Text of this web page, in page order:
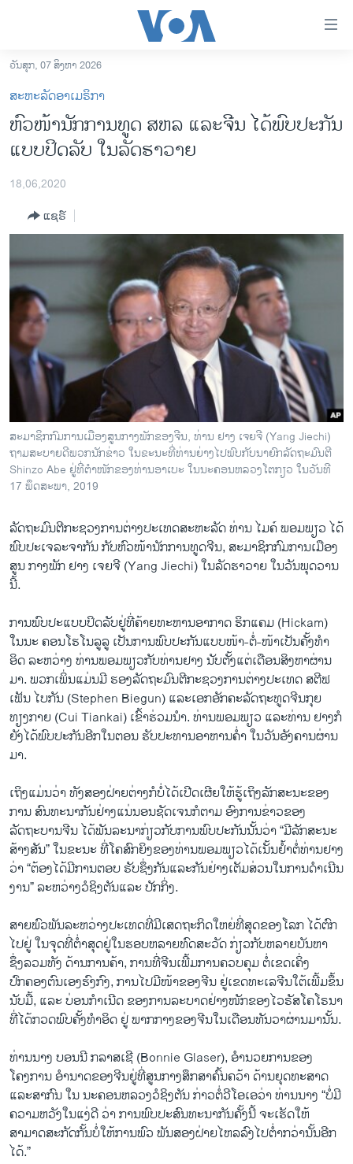
ເຂົ້າ
ຫາ
ຂ້າມ
ຂ້າມ
ຂ້າມ
ຫາ
ລາວ
ອາເມຣິກາ
ຂ່າວ​ຈີນ
ໂລກ
ອິດສະຫຼະພາບດ້ານການຂ່າວ
ຊີວິດຊາວລາວ
ຊຸມຊົນຊາວລາວ
ວິທະຍາສາດ-ເທັກໂນໂລຈີ
ທຸລະກິດ
ພາສາອັງກິດ
ວີດີໂອ
ສຽງ
ລາຍງານ
ຕິດຕາມພວກເຮົາ ທີ່
ວັນສຸກ, 07 ສິງຫາ 2026
ສະຫະລັດອາເມຣິກາ
ຫົວໜ້ານັກການທູດ ສຫລ ແລະຈີນ ໄດ້ພົບປະກັນ
ແບບປິດລັບ ໃນລັດຮາວາຍ
18,06,2020
ແຊຣ໌
ສະມາຊິກກົມການເມືອງສູນກາງພັກຂອງຈີນ, ທ່ານ ຢາງ ເຈຍຈີ (Yang Jiechi)
ຖາມສະບາຍດີພວກນັກຂ່າວ ໃນຂະນະທີ່ທ່ານຍ່າງໄປພົບກັບນາຍົກລັດຖະມົນຕີ
Shinzo Abe ຢູ່ທີ່ຕໍາໜັກຂອງທ່ານອາເບະ ໃນນະຄອນຫລວງໂຕກຽວ ໃນວັນທີ
17 ພຶດສະພາ, 2019
ລັດຖະມົນຕີກະຊວງການຕ່າງປະເທດສະຫະລັດ ທ່ານ ໄມຄ໌ ພອມພຽວ ໄດ້
ພົບປະເຈລະຈາກັນ ກັບຫົວໜ້ານັກການທູດຈີນ, ສະມາຊິກກົມການເມືອງ
ສູນ ກາງພັກ ຢາງ ເຈຍຈີ (Yang Jiechi) ໃນລັດຮາວາຍ ໃນວັນພຸດວານ
ນີ້.
ການພົບປະແບບປິດລັບຢູ່ທີ່ຄ້າຍທະຫານອາກາດ ຮິກແຄມ (Hickam)
ໃນນະ ຄອນໂຮໂນລູລູ ເປັນການພົບປະກັນແບບໜ້າ-ຕໍ່-ໜ້າເປັນຄັ້ງທໍາ
ອິດ ລະຫວ່າງ ທ່ານພອມພຽວກັບທ່ານຢາງ ນັບຕັ້ງແຕ່ເດືອນສິງຫາຜ່ານ
ມາ. ພວກເພິ່ນແມ່ນມີ ຮອງລັດຖະມົນຕີກະຊວງການຕ່າງປະເທດ ສຕີຟ
ເຟັນ ໄບກັນ (Stephen Biegun) ແລະເອກອັກຄະລັດຖະທູດຈີນກຸຍ
ທຽງກາຍ (Cui Tiankai) ເຂົ້າຮ່ວມນໍາ. ທ່ານພອມພຽວ ແລະທ່ານ ຢາງກໍ
ຍັງໄດ້ພົບປະກັນອີກໃນຕອນ ຮັບປະທານອາຫານຄໍ່າ ໃນວັນອັງຄານຜ່ານ
ມາ.
ເຖິງແມ່ນວ່າ ທັງສອງຝ່າຍຕ່າງກໍບໍ່ໄດ້ເປີດເຜີຍໃຫ້ຮູ້ເຖິງລັກສະນະຂອງ
ການ ສົນທະນາກັນຢ່າງແນ່ນອນຊັດເຈນກໍຕາມ ອົງການຂ່າວຂອງ
ລັດຖະບານຈີນ ໄດ້ພັນລະນາກ່ຽວກັບການພົບປະກັນນັ້ນວ່າ “ມີລັກສະນະ
ສ້າງສັນ” ໃນຂະນະ ທີ່ໂຄສົກຍິງຂອງທ່ານພອມພຽວໄດ້ເນັ້ນຢໍ້າຕໍ່ທ່ານຢາງ
ວ່າ “ຕ້ອງໄດ້ມີການຕອບ ຮັບຊຶ່ງກັນແລະກັນຢ່າງເຕັມສ່ວນໃນການດໍາເນີນ
ງານ” ລະຫວ່າງວໍຊິງຕັນແລະ ປັກກິ່ງ.
ສາຍພົວພັນລະຫວ່າງປະເທດທີ່ມີເສດຖະກິດໃຫຍ່ທີ່ສຸດຂອງໂລກ ໄດ້ຕົກ
ໄປຢູ່ ໃນຈຸດທີ່ຕໍ່າສຸດຢູ່ໃນຮອບຫລາຍທົດສະວັດ ກ່ຽວກັບຫລາຍບັນຫາ
ຊຶ່ງລວມທັງ ດ້ານການຄ້າ, ການທີ່ຈີນເພີ້ມການຄວບຄຸມ ຕໍ່ເຂດເຄິ່ງ
ປົກຄອງຕົນເອງຮົງກົງ, ການໄປມີໜ້າຂອງຈີນ ຢູ່ເຂດທະເລຈີນໃຕ້ເພີ້ມຂຶ້ນ
ນັບມື້, ແລະ ບ່ອນກໍາເນີດ ຂອງການລະບາດຢ່າງໜັກຂອງໄວຣັສໂຄໂຣນາ
ທີ່ໄດ້ກວດພົບຄັ້ງທໍາອິດ ຢູ່ ພາກກາງຂອງຈີນໃນເດືອນທັນວາຜ່ານມານັ້ນ.
ທ່ານນາງ ບອນນີ ກລາສເຊີ (Bonnie Glaser), ອໍານວຍການຂອງ
ໂຄງການ ອໍານາດຂອງຈີນຢູ່ທີ່ສູນກາງສຶກສາຄົ້ນຄວ້າ ດ້ານຍຸດທະສາດ
ແລະສາກົນ ໃນ ນະຄອນຫລວງວໍຊິງຕັນ ກ່າວຕໍ່ວີໂອເອວ່າ ທ່ານນາງ “ບໍ່ມີ
ຄວາມຫວັງໃນແງ່ດີ ວ່າ ການພົບປະສົນທະນາກັນຄັ້ງນີ້ ຈະເຮັດໃຫ້
ສາມາດສະກັດກັ້ນບໍ່ໃຫ້ການພົວ ພັນສອງຝ່າຍໄຫລລົງໄປຕໍ່າກວ່ານັ້ນອີກ
ໄດ້.”